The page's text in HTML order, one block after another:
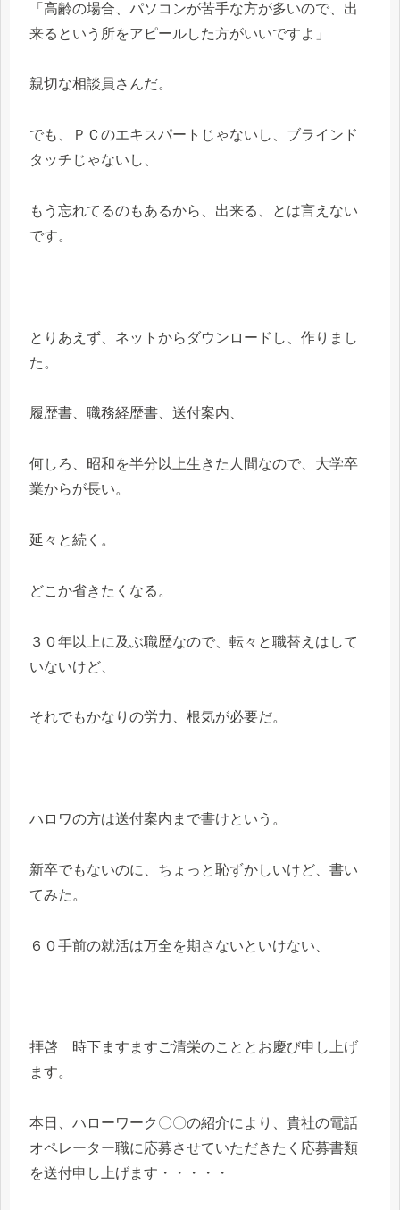
「高齢の場合、パソコンが苦手な方が多いので、出
来るという所をアピールした方がいいですよ」
親切な相談員さんだ。
でも、ＰＣのエキスパートじゃないし、ブラインド
タッチじゃないし、
もう忘れてるのもあるから、出来る、とは言えない
です。
とりあえず、ネットからダウンロードし、作りまし
た。
履歴書、職務経歴書、送付案内、
何しろ、昭和を半分以上生きた人間なので、大学卒
業からが長い。
延々と続く。
どこか省きたくなる。
３０年以上に及ぶ職歴なので、転々と職替えはして
いないけど、
それでもかなりの労力、根気が必要だ。
ハロワの方は送付案内まで書けという。
新卒でもないのに、ちょっと恥ずかしいけど、書い
てみた。
６０手前の就活は万全を期さないといけない、
拝啓 時下ますますご清栄のこととお慶び申し上げ
ます。
本日、ハローワーク〇〇の紹介により、貴社の電話
オペレーター職に応募させていただきたく応募書類
を送付申し上げます・・・・・